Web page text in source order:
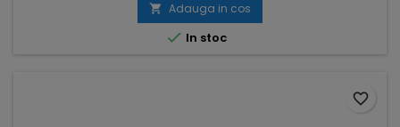
 Adauga in cos
 In stoc
favorite_border